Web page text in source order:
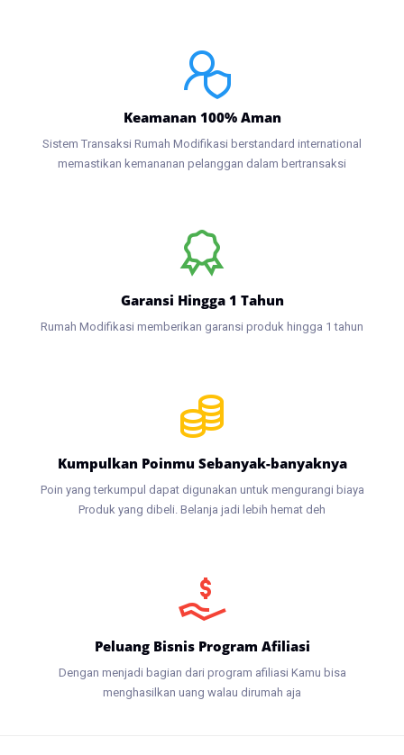
Keamanan 100% Aman
Sistem Transaksi Rumah Modifikasi berstandard international
memastikan kemananan pelanggan dalam bertransaksi
Garansi Hingga 1 Tahun
Rumah Modifikasi memberikan garansi produk hingga 1 tahun
Kumpulkan Poinmu Sebanyak-banyaknya
Poin yang terkumpul dapat digunakan untuk mengurangi biaya
Produk yang dibeli. Belanja jadi lebih hemat deh
Peluang Bisnis Program Afiliasi
Dengan menjadi bagian dari program afiliasi Kamu bisa
menghasilkan uang walau dirumah aja